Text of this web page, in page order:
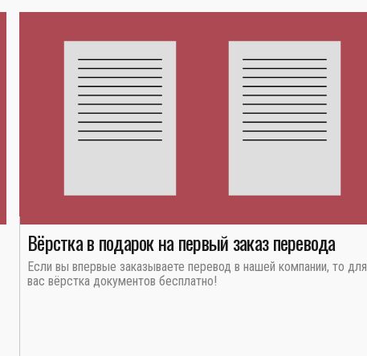
Вёрстка в подарок на первый заказ перевода
Если вы впервые заказываете перевод в нашей компании, то для
вас вёрстка документов бесплатно!